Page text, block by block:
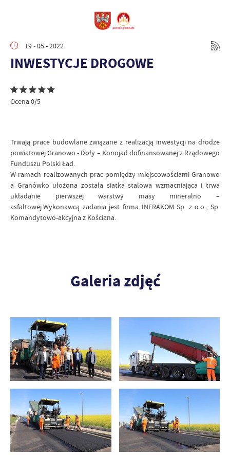
19 - 05 - 2022
INWESTYCJE DROGOWE
Ocena 0/5
Trwają prace budowlane związane z realizacją inwestycji na drodze
powiatowej Granowo - Doły – Konojad dofinansowanej z Rządowego
Funduszu Polski Ład.
W ramach realizowanych prac pomiędzy miejscowościami Granowo
a Granówko ułożona została siatka stalowa wzmacniająca i trwa
układanie pierwszej warstwy masy mineralno –
asfaltowej.Wykonawcą zadania jest firma INFRAKOM Sp. z o.o., Sp.
Komandytowo-akcyjna z Kościana.
Galeria zdjęć